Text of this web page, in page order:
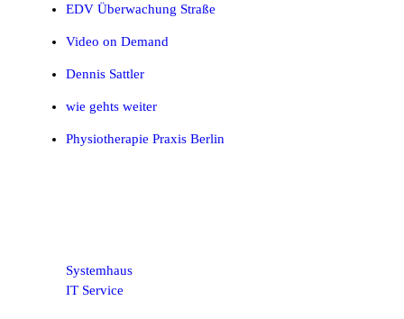
EDV Überwachung Straße
Video on Demand
Dennis Sattler
wie gehts weiter
Physiotherapie Praxis Berlin
Systemhaus
IT Service